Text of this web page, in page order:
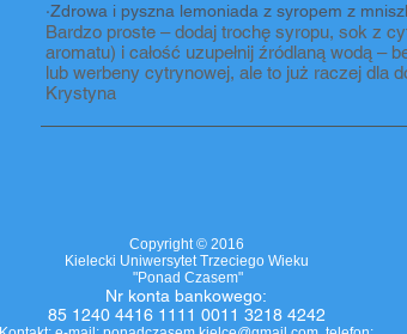
·Zdrowa i pyszna lemoniada z syropem z
Bardzo proste – dodaj trochę syropu, sok z
aromatu) i całość uzupełnij źródlaną wodą –
lub werbeny cytrynowej, ale to już raczej dla
Krystyna
Copyright © 2016
Kielecki Uniwersytet Trzeciego Wieku
"Ponad Czasem"
Nr konta bankowego:
85 1240 4416 1111 0011 3218 4242